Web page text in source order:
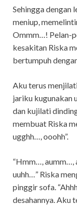
Sehingga dengan
meniup,
Ommm…! Pelan-
kesakitan Riska
bertumpuh
Aku terus
jariku kugunakan
dan kujilati
membuat Riska
ugghh…, ooohh”.
“Hmm…, aumm…,
uuhh…” Riska
pinggir sofa.
desahannya. Aku